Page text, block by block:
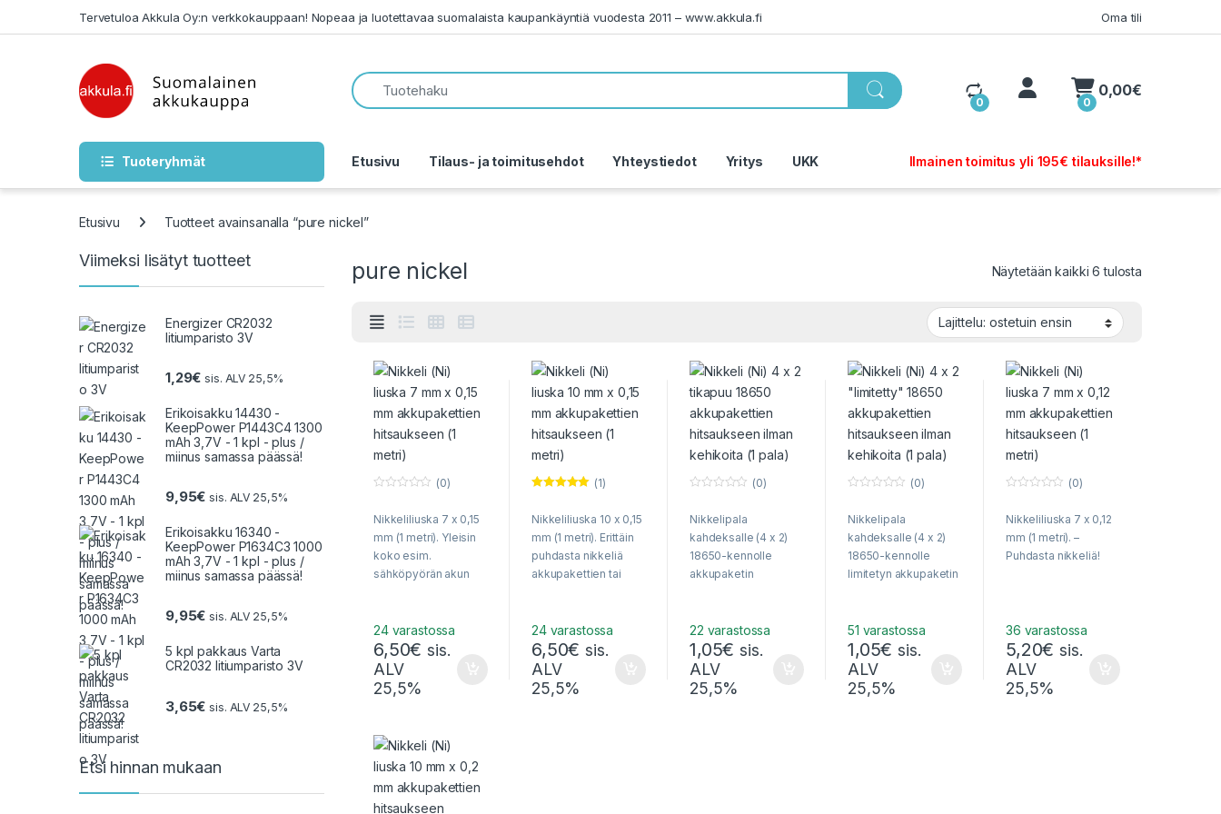
Tervetuloa Akkula Oy:n verkkokauppaan! Nopeaa ja luotettavaa suomalaista kaupankäyntiä vuodesta 2011 – www.akkula.fi Oma tili
0
My Account
0
0,00€
Tuoteryhmät Etusivu Tilaus- ja toimitusehdot Yhteystiedot Yritys UKK Ilmainen toimitus yli 195€ tilauksille!*
Etusivu Tuotteet avainsanalla “pure nickel”
pure nickel Näytetään kaikki 6 tulosta
u
o
f
5
(0)
Nikkeliliuska 7 x 0,15
mm (1 metri). Yleisin
koko esim.
sähköpyörän akun
liuskaa. Voidaan
toimittaa kirjeessä.
Puhdasta nikkeliä!
24 varastossa
6,50€ sis.
ALV
25,5%
5.00 / 5
(1)
Nikkeliliuska 10 x 0,15
mm (1 metri). Erittäin
puhdasta nikkeliä
akkupakettien tai
hitsaamiseen.
Voidaan toimittaa
kirjeenä /
pikkupakettina.
24 varastossa
6,50€ sis.
ALV
25,5%
u
o
f
5
(0)
Nikkelipala
kahdeksalle (4 x 2)
18650-kennolle
akkupaketin
22 varastossa
1,05€ sis.
ALV
25,5%
u
o
f
5
(0)
Nikkelipala
kahdeksalle (4 x 2)
18650-kennolle
limitetyn akkupaketin
51 varastossa
1,05€ sis.
ALV
25,5%
u
o
f
5
(0)
Nikkeliliuska 7 x 0,12
mm (1 metri). –
Puhdasta nikkeliä!
36 varastossa
5,20€ sis.
ALV
25,5%
Viimeksi lisätyt tuotteet
Energizer CR2032
litiumparisto 3V
1,29€ sis. ALV 25,5%
Erikoisakku 14430 -
KeepPower P1443C4 1300
mAh 3,7V - 1 kpl - plus /
miinus samassa päässä!
9,95€ sis. ALV 25,5%
Erikoisakku 16340 -
KeepPower P1634C3 1000
mAh 3,7V - 1 kpl - plus /
miinus samassa päässä!
9,95€ sis. ALV 25,5%
5 kpl pakkaus Varta
CR2032 litiumparisto 3V
3,65€ sis. ALV 25,5%
Etsi hinnan mukaan